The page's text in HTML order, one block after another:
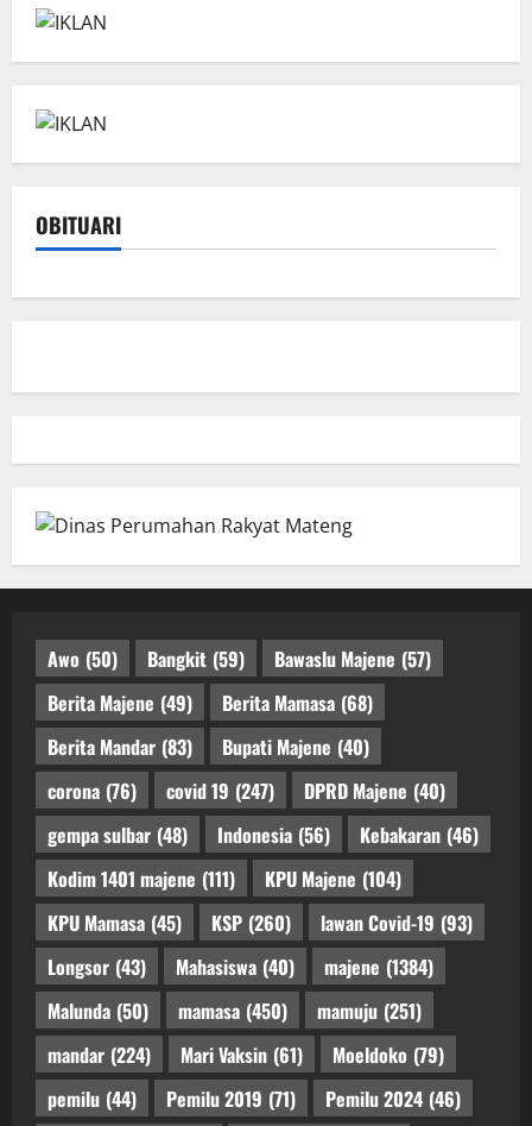
OBITUARI
Awo (50) Bangkit (59) Bawaslu Majene (57)
Berita Majene (49) Berita Mamasa (68)
Berita Mandar (83) Bupati Majene (40)
corona (76) covid 19 (247) DPRD Majene (40)
gempa sulbar (48) Indonesia (56) Kebakaran (46)
Kodim 1401 majene (111) KPU Majene (104)
KPU Mamasa (45) KSP (260) lawan Covid-19 (93)
Longsor (43) Mahasiswa (40) majene (1384)
Malunda (50) mamasa (450) mamuju (251)
mandar (224) Mari Vaksin (61) Moeldoko (79)
pemilu (44) Pemilu 2019 (71) Pemilu 2024 (46)